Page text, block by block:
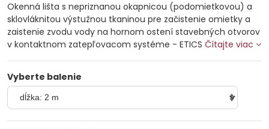
Okenná lišta s nepriznanou okapnicou (podomietkovou) a
sklovláknitou výstužnou tkaninou pre začistenie omietky a
zaistenie zvodu vody na hornom ostení stavebných otvorov
v kontaktnom zatepľovacom systéme - ETICS Čítajte viac
Vyberte balenie